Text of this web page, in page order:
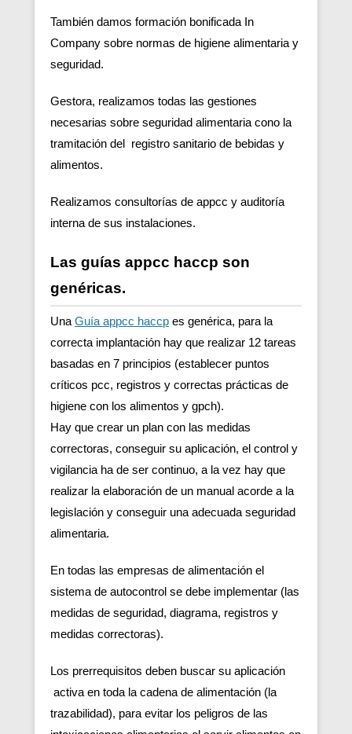
También damos formación bonificada In
Company sobre normas de higiene alimentaria y
seguridad.
Gestora, realizamos todas las gestiones
necesarias sobre seguridad alimentaria cono la
tramitación del registro sanitario de bebidas y
alimentos.
Realizamos consultorías de appcc y auditoría
interna de sus instalaciones.
Las guías appcc haccp son
genéricas.
Una Guía appcc haccp es genérica, para la
correcta implantación hay que realizar 12 tareas
basadas en 7 principios (establecer puntos
críticos pcc, registros y correctas prácticas de
higiene con los alimentos y gpch).
Hay que crear un plan con las medidas
correctoras, conseguir su aplicación, el control y
vigilancia ha de ser continuo, a la vez hay que
realizar la elaboración de un manual acorde a la
legislación y conseguir una adecuada seguridad
alimentaria.
En todas las empresas de alimentación el
sistema de autocontrol se debe implementar (las
medidas de seguridad, diagrama, registros y
medidas correctoras).
Los prerrequisitos deben buscar su aplicación
activa en toda la cadena de alimentación (la
trazabilidad), para evitar los peligros de las